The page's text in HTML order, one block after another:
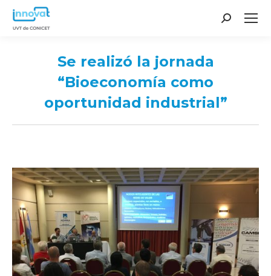
Search:
Se realizó la jornada
“Bioeconomía como
oportunidad industrial”